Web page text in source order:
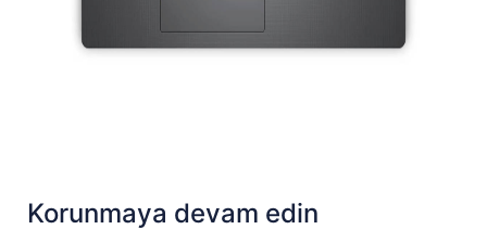
Korunmaya devam edin